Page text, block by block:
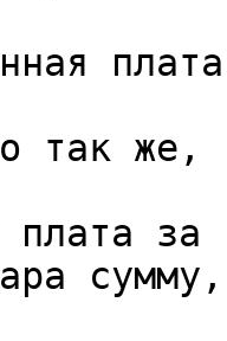
так
плата